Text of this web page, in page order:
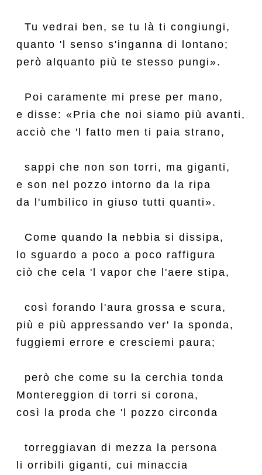
  Tu vedrai ben, se tu là ti congiungi,
quanto 'l senso s'inganna di lontano;
però alquanto più te stesso pungi».
  Poi caramente mi prese per mano,
e disse: «Pria che noi siamo più avanti,
acciò che 'l fatto men ti paia strano,
  sappi che non son torri, ma giganti,
e son nel pozzo intorno da la ripa
da l'umbilico in giuso tutti quanti».
  Come quando la nebbia si dissipa,
lo sguardo a poco a poco raffigura
ciò che cela 'l vapor che l'aere stipa,
  così forando l'aura grossa e scura,
più e più appressando ver' la sponda,
fuggiemi errore e cresciemi paura;
  però che come su la cerchia tonda
Montereggion di torri si corona,
così la proda che 'l pozzo circonda
  torreggiavan di mezza la persona
li orribili giganti, cui minaccia